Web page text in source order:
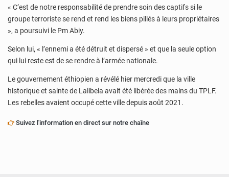
« C’est de notre responsabilité de prendre soin des captifs si le
groupe terroriste se rend et rend les biens pillés à leurs propriétaires
», a poursuivi le Pm Abiy.
Selon lui, « l’ennemi a été détruit et dispersé » et que la seule option
qui lui reste est de se rendre à l’armée nationale.
Le gouvernement éthiopien a révélé hier mercredi que la ville
historique et sainte de Lalibela avait été libérée des mains du TPLF.
Les rebelles avaient occupé cette ville depuis août 2021.
Suivez l'information en direct sur notre chaîne